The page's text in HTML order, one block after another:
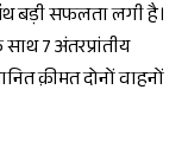
बड़ी सफलता लगी है।
7 अंतरप्रांतीय
क़ीमत दोनों वाहनों